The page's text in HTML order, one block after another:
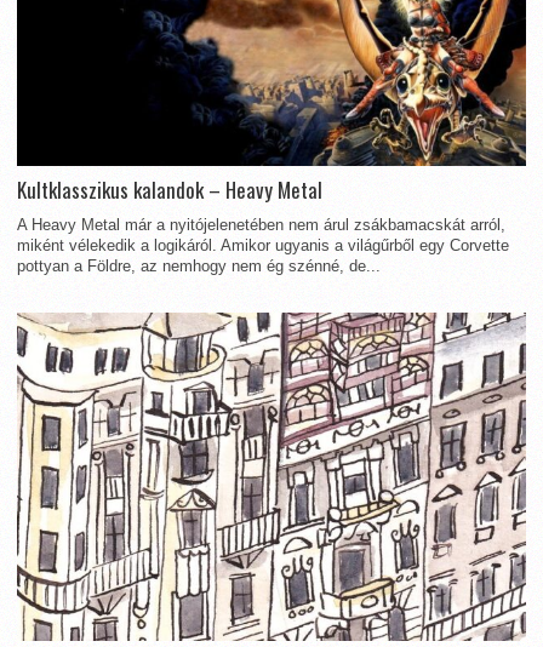
Kultklasszikus kalandok – Heavy Metal
A Heavy Metal már a nyitójelenetében nem árul zsákbamacskát arról,
miként vélekedik a logikáról. Amikor ugyanis a világűrből egy Corvette
pottyan a Földre, az nemhogy nem ég szénné, de...